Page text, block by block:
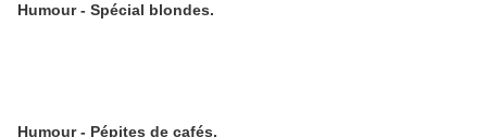
Humour - Spécial blondes.
Humour - Pépites de cafés.